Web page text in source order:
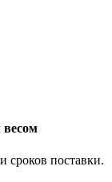
весом
сроков поставки.